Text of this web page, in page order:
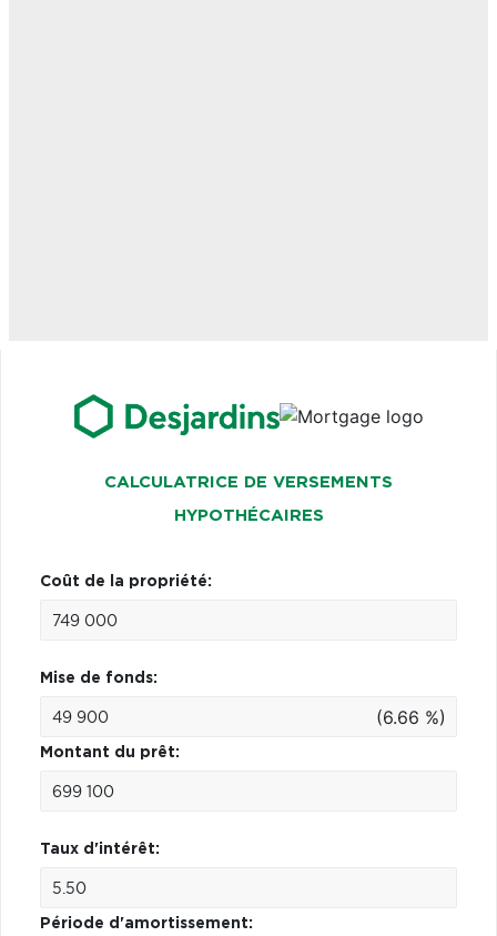
CALCULATRICE DE VERSEMENTS
HYPOTHÉCAIRES
Coût de la propriété:
Mise de fonds:
(6.66 %)
Montant du prêt:
Taux d'intérêt:
Période d'amortissement: